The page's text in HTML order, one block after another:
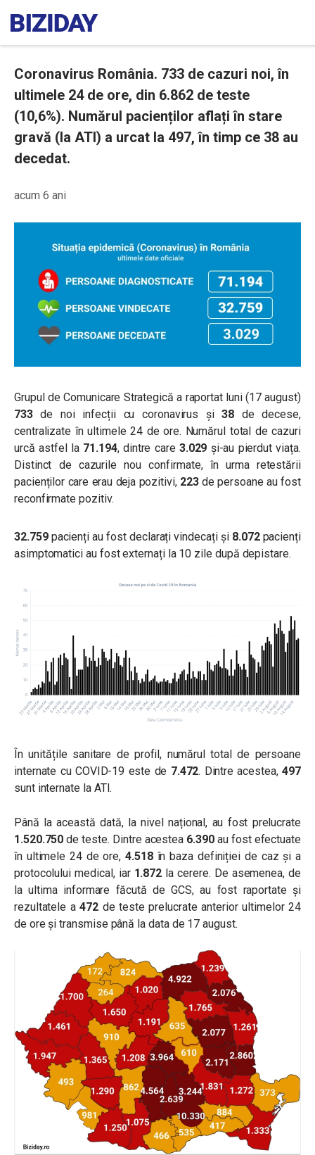
Coronavirus România. 733 de cazuri noi, în
ultimele 24 de ore, din 6.862 de teste
(10,6%). Numărul pacienților aflați în stare
gravă (la ATI) a urcat la 497, în timp ce 38 au
decedat.
acum 6 ani
Grupul de Comunicare Strategică a raportat luni (17 august)
733 de noi infecții cu coronavirus și38 de decese,
centralizate în ultimele 24 de ore. Numărul total de cazuri
urcă astfel la 71.194, dintre care 3.029 și-au pierdut viața.
Distinct de cazurile nou confirmate, în urma retestării
pacienților care erau deja pozitivi, 223de persoane au fost
reconfirmate pozitiv.
32.759pacienți au fost declarați vindecați și 8.072pacienți
asimptomatici au fost externați la 10 zile după depistare.
În unitățile sanitare de profil, numărul total de persoane
internate cu COVID-19 este de 7.472. Dintre acestea,497
sunt internate la ATI.
Până la această dată, la nivel național, au fost prelucrate
1.520.750 de teste. Dintre acestea 6.390au fost efectuate
în ultimele 24 de ore,4.518în baza definiției de caz și a
protocolului medical, iar 1.872 la cerere. De asemenea, de
la ultima informare făcută de GCS, au fost raportate și
rezultatele a472 de teste prelucrate anterior ultimelor 24
de ore și transmise până la data de 17 august.